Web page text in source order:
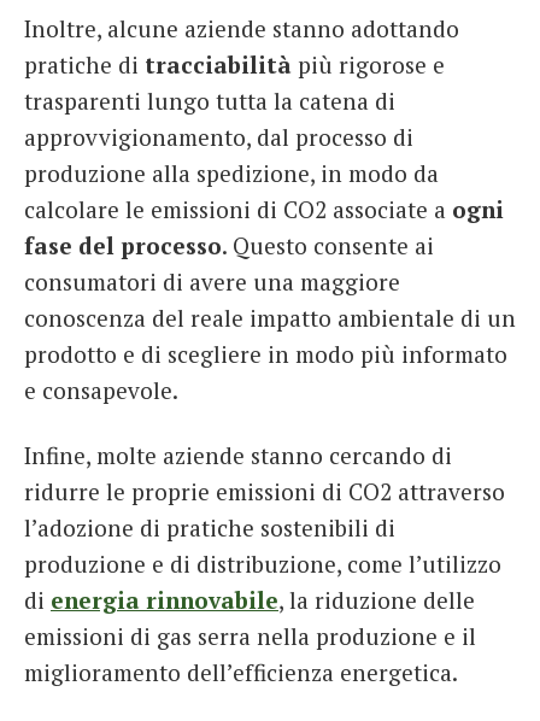
Inoltre, alcune aziende stanno adottando
pratiche di tracciabilità più rigorose e
trasparenti lungo tutta la catena di
approvvigionamento, dal processo di
produzione alla spedizione, in modo da
calcolare le emissioni di CO2 associate a ogni
fase del processo. Questo consente ai
consumatori di avere una maggiore
conoscenza del reale impatto ambientale di un
prodotto e di scegliere in modo più informato
e consapevole.
Infine, molte aziende stanno cercando di
ridurre le proprie emissioni di CO2 attraverso
l’adozione di pratiche sostenibili di
produzione e di distribuzione, come l’utilizzo
di energia rinnovabile, la riduzione delle
emissioni di gas serra nella produzione e il
miglioramento dell’efficienza energetica.